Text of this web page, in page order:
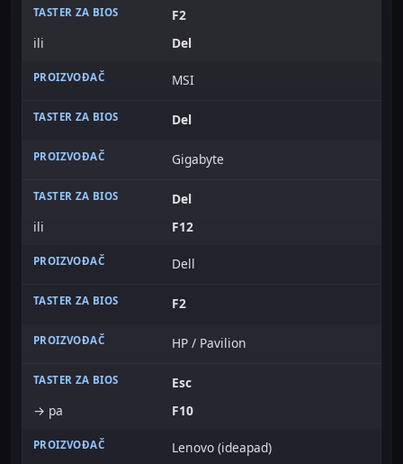
F2
ili
Del
MSI
Del
Gigabyte
Del
ili
F12
Dell
F2
HP / Pavilion
Esc
→ pa
F10
Lenovo (ideapad)